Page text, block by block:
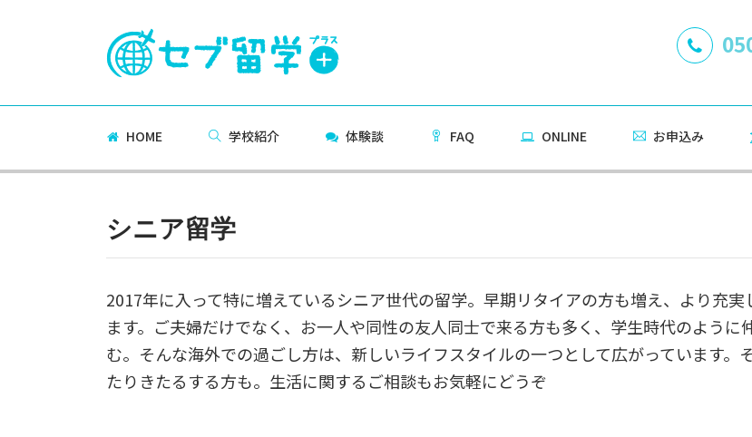
HOME 学校紹介 体験談 FAQ ONLINE お申込み
シニア留学
2017年に入って特に増えているシニア世代の留学。早期リタイアの方も増え、より充
ます。ご夫婦だけでなく、お一人や同性の友人同士で来る方も多く、学生時代のよう
む。そんな海外での過ごし方は、新しいライフスタイルの一つとして広がっています。
たりきたるする方も。生活に関するご相談もお気軽にどうぞ